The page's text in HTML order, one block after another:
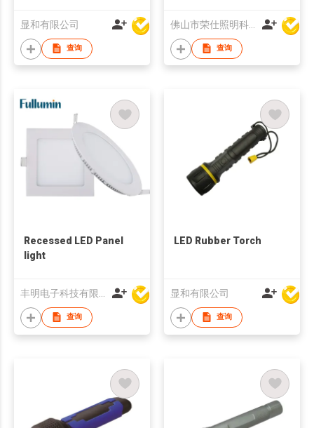
显和有限公司
查询
佛山市荣仕照明科技有限公司
查询
Recessed LED Panel
light
查询
LED Rubber Torch
显和有限公司
查询